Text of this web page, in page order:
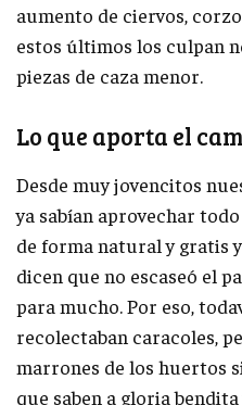
aumento de ciervos,
estos últimos los culpan
piezas de caza menor.
Lo que aporta el
Desde muy jovencitos
ya sabían aprovechar
de forma natural y gratis
dicen que no escaseó el
para mucho. Por eso,
recolectaban caracoles,
marrones de los huertos
que saben a gloria